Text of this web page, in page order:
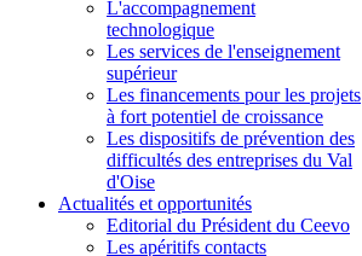
L'accompagnement
technologique
Les services de l'enseignement
supérieur
Les financements pour les projets
à fort potentiel de croissance
Les dispositifs de prévention des
difficultés des entreprises du Val
d'Oise
Actualités et opportunités
Editorial du Président du Ceevo
Les apéritifs contacts